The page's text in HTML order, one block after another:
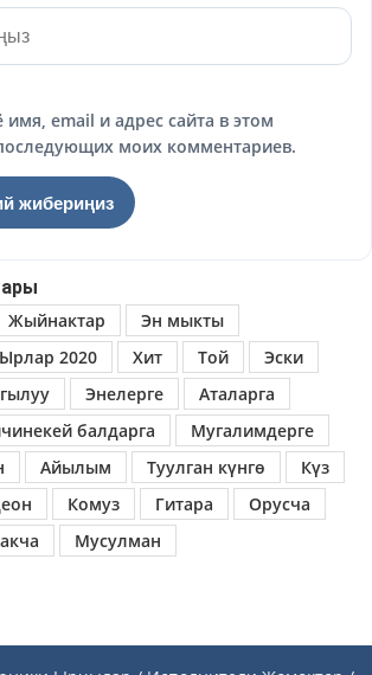
email и адрес сайта в этом
моих комментариев.
Жыйнактар
Эн мыкты
Ырлар 2020 Хит Той
Эски
Энелерге
Аталарга
балдарга
Мугалимдерге
Айылым Туулган күнгө
Күз
Комуз Гитара
Орусча
Мусулман